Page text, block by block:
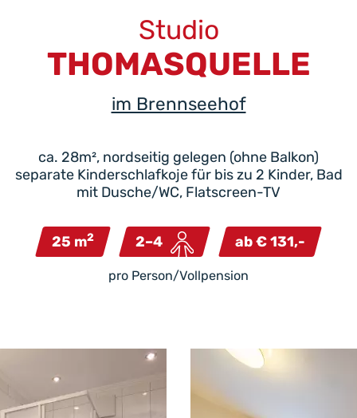
Studio
THOMASQUELLE
im Brennseehof
ca. 28m², nordseitig gelegen (ohne Balkon)
separate Kinderschlafkoje für bis zu 2 Kinder, Bad
mit Dusche/WC, Flatscreen-TV
25 m2 2–4 ab € 131,-
pro Person/Vollpension